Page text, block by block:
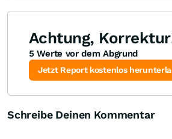
Achtung,
5 Werte vor dem Abgrund
Jetzt Report kostenlos
Schreibe Deinen Kommentar